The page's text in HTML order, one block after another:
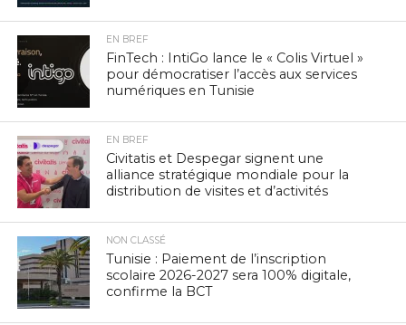
EN BREF
FinTech : IntiGo lance le « Colis Virtuel »
pour démocratiser l’accès aux services
numériques en Tunisie
EN BREF
Civitatis et Despegar signent une
alliance stratégique mondiale pour la
distribution de visites et d’activités
NON CLASSÉ
Tunisie : Paiement de l’inscription
scolaire 2026-2027 sera 100% digitale,
confirme la BCT